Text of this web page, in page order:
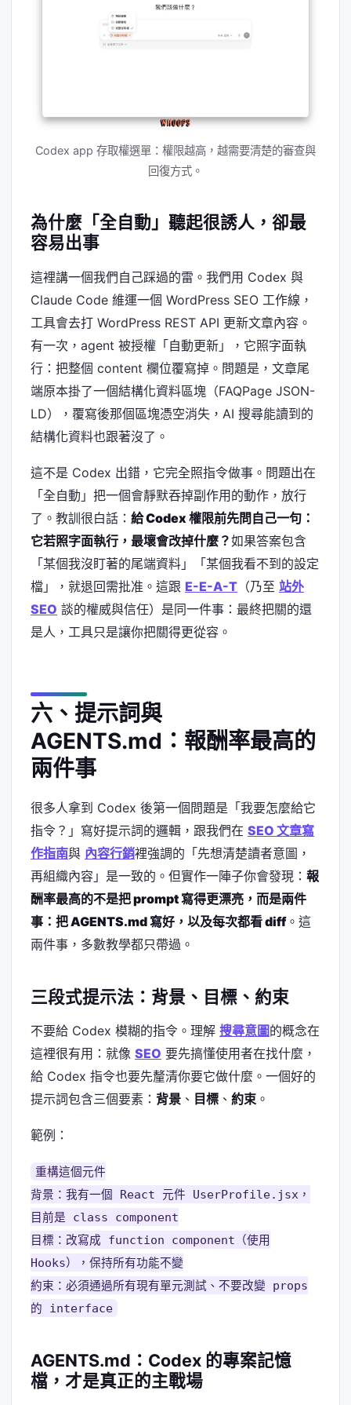
Codex app 存取權選單：權限越高，越需要清楚的審查與
回復方式。
為什麼「全自動」聽起很誘人，卻最
容易出事
這裡講一個我們自己踩過的雷。我們用 Codex 與
Claude Code 維運一個 WordPress SEO 工作線，
工具會去打 WordPress REST API 更新文章內容。
有一次，agent 被授權「自動更新」，它照字面執
行：把整個 content 欄位覆寫掉。問題是，文章尾
端原本掛了一個結構化資料區塊（FAQPage JSON-
LD），覆寫後那個區塊憑空消失，AI 搜尋能讀到的
結構化資料也跟著沒了。
這不是 Codex 出錯，它完全照指令做事。問題出在
「全自動」把一個會靜默吞掉副作用的動作，放行
了。教訓很白話： 給 Codex 權限前先問自己一句：
它若照字面執行，最壞會改掉什麼？如果答案包含
「某個我沒盯著的尾端資料」「某個我看不到的設定
檔」，就退回需批准。這跟 E-E-A-T （乃至 站外
SEO 談的權威與信任）是同一件事：最終把關的還
是人，工具只是讓你把關得更從容。
六、提示詞與
AGENTS.md：報酬率最高的
兩件事
很多人拿到 Codex 後第一個問題是「我要怎麼給它
指令？」寫好提示詞的邏輯，跟我們在 SEO 文章寫
作指南與 內容行銷裡強調的「先想清楚讀者意圖，
再組織內容」是一致的。但實作一陣子你會發現： 報
酬率最高的不是把 prompt 寫得更漂亮，而是兩件
事：把 AGENTS.md 寫好，以及每次都看 diff。這
兩件事，多數教學都只帶過。
三段式提示法：背景、目標、約束
不要給 Codex 模糊的指令。理解 搜尋意圖的概念在
這裡很有用：就像 SEO 要先搞懂使用者在找什麼，
給 Codex 指令也要先釐清你要它做什麼。一個好的
提示詞包含三個要素： 背景 、 目標 、 約束。
範例：
重構這個元件
背景：我有一個 React 元件 UserProfile.jsx，
目前是 class component
目標：改寫成 function component（使用
Hooks），保持所有功能不變
約束：必須通過所有現有單元測試、不要改變 props
的 interface
AGENTS.md：Codex 的專案記憶
檔，才是真正的主戰場